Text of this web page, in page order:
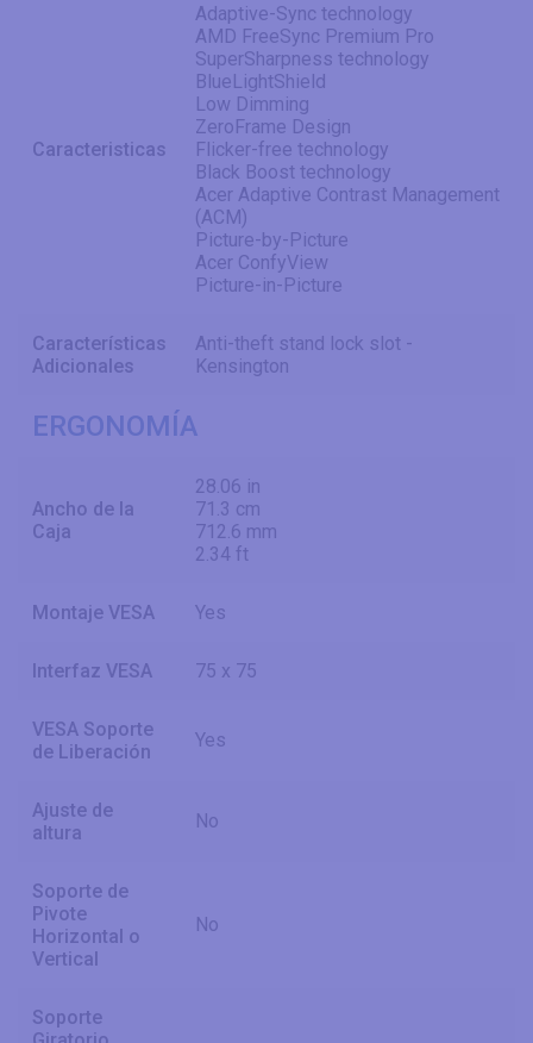
Caracteristicas
Adaptive-Sync technology
AMD FreeSync Premium Pro
SuperSharpness technology
BlueLightShield
Low Dimming
ZeroFrame Design
Flicker-free technology
Black Boost technology
Acer Adaptive Contrast Management
(ACM)
Picture-by-Picture
Acer ConfyView
Picture-in-Picture
Características
Adicionales
Anti-theft stand lock slot -
Kensington
ERGONOMÍA
Ancho de la
Caja
28.06 in
71.3 cm
712.6 mm
2.34 ft
Montaje VESA Yes
Interfaz VESA 75 x 75
VESA Soporte
de Liberación
Yes
Ajuste de
altura
No
Soporte de
Pivote
Horizontal o
Vertical
No
Soporte